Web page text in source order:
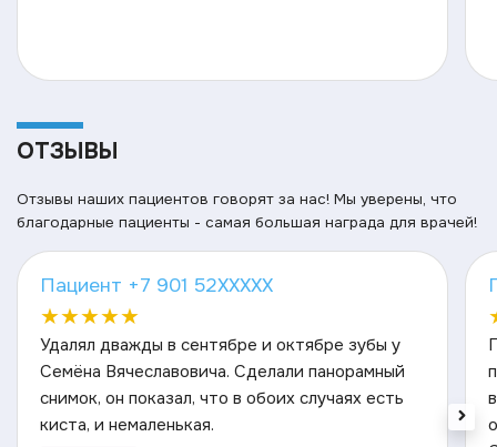
ОТЗЫВЫ
Отзывы наших пациентов говорят за нас! Мы уверены, что
благодарные пациенты - самая большая награда для врачей!
Пациент +7 901 52XXXXX
★★★★★
Удалял дважды в сентябре и октябре зубы у
Семёна Вячеславовича. Сделали панорамный
снимок, он показал, что в обоих случаях есть
киста, и немаленькая.